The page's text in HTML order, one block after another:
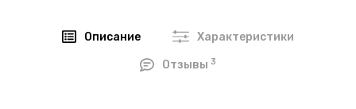
Описание Характеристики
Отзывы3